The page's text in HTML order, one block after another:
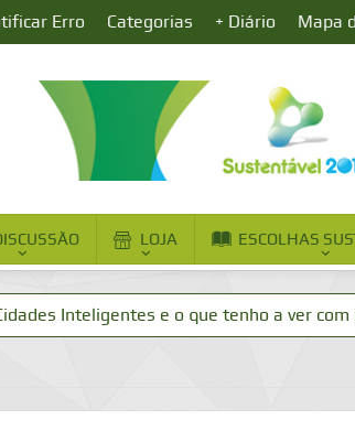
Erro Categorias + Diário Mapa
LOJA ESCOLHAS
e o que tenho a ver com isso?